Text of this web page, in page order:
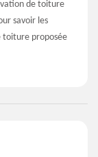
de toiture
savoir les
toiture proposée